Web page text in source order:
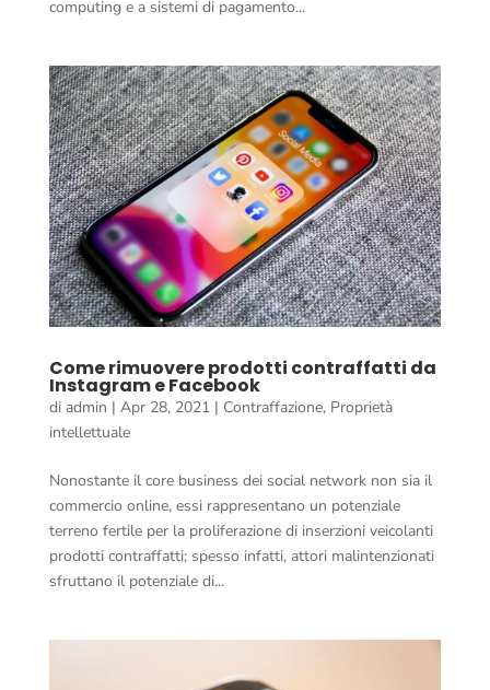
computing e a sistemi di pagamento...
Come rimuovere prodotti contraffatti da
Instagram e Facebook
di admin | Apr 28, 2021| Contraffazione, Proprietà
intellettuale
Nonostante il core business dei social network non sia il
commercio online, essi rappresentano un potenziale
terreno fertile per la proliferazione di inserzioni veicolanti
prodotti contraffatti; spesso infatti, attori malintenzionati
sfruttano il potenziale di...